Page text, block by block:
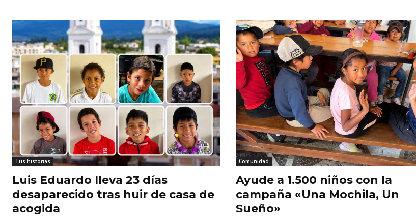
Tus historias
Luis Eduardo lleva 23 días
desaparecido tras huir de casa de
acogida
Comunidad
Ayude a 1.500 niños con la
campaña «Una Mochila, Un
Sueño»